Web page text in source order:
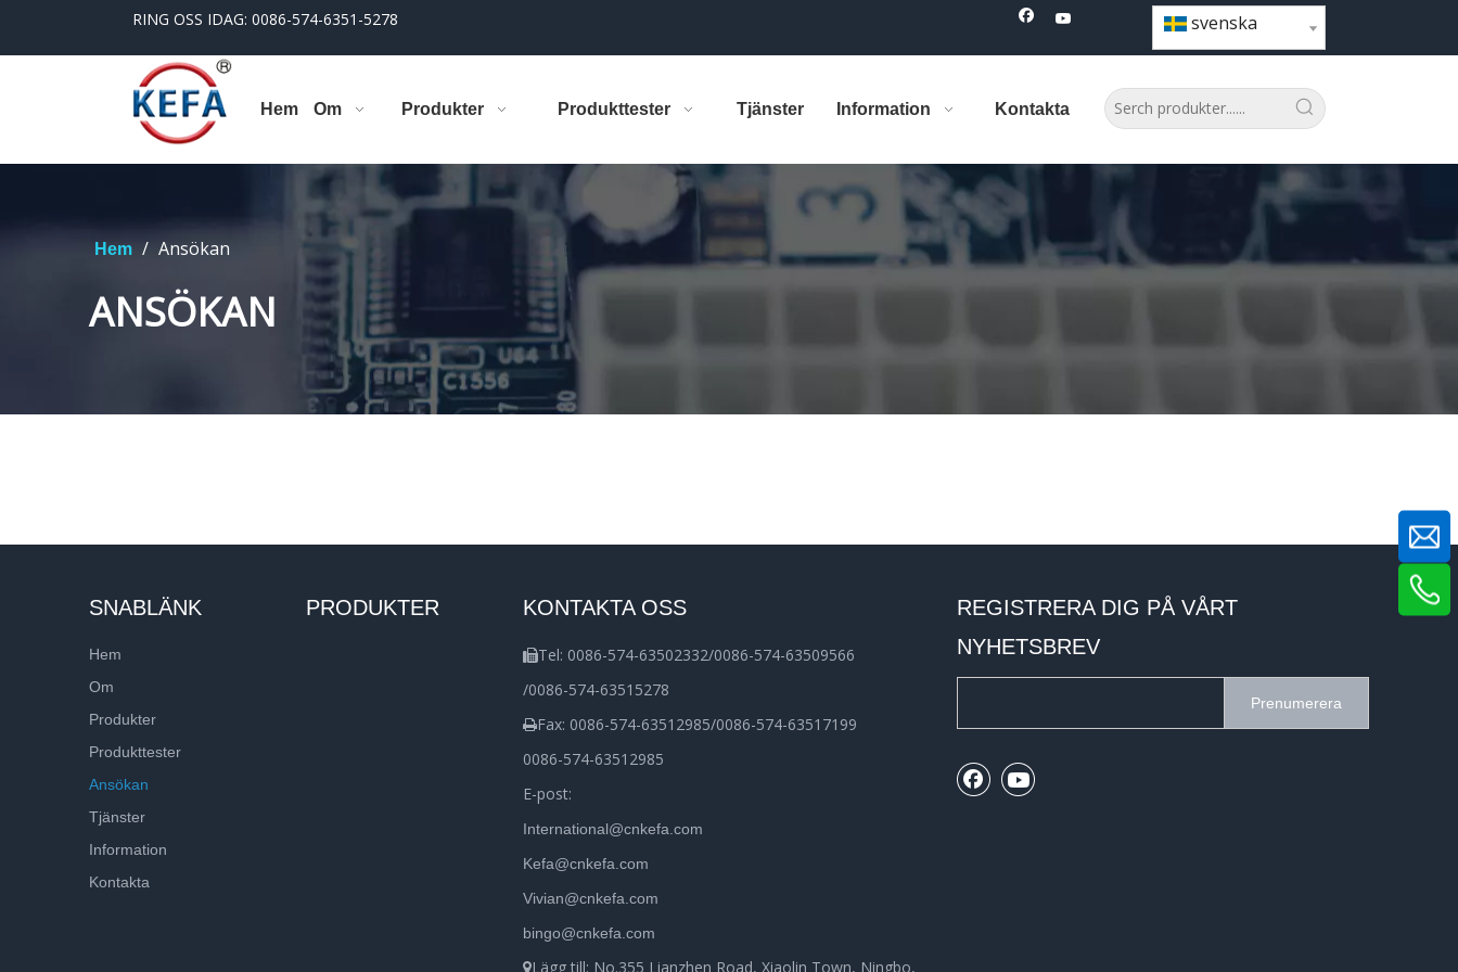
RING OSS IDAG: 0086-574-6351-5278 svenska
Hem Om Produkter Produkttester Tjänster Information Kontakta
Hem / Ansökan
ANSÖKAN
SNABLÄNK
Hem
Om
Produkter
Produkttester
Ansökan
Tjänster
Information
Kontakta
PRODUKTER KONTAKTA OSS
Tel: 0086-574-63502332/0086-574-63509566
/0086-574-63515278
Fax: 0086-574-63512985/0086-574-63517199
0086-574-63512985
E-post:
International@cnkefa.com
Kefa@cnkefa.com
Vivian@cnkefa.com
bingo@cnkefa.com
Lägg till: No.355 Lianzhen Road, Xiaolin Town, Ningbo,
REGISTRERA DIG PÅ VÅRT
NYHETSBREV
Prenumerera